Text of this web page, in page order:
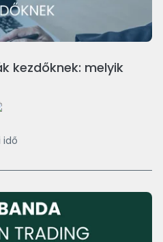
kezdőknek: melyik
idő